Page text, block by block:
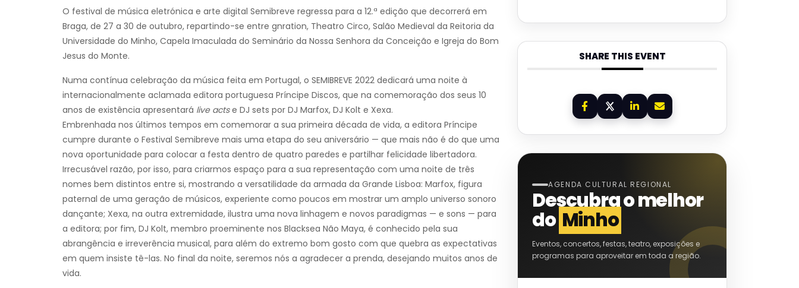
O festival de música eletrónica e arte digital Semibreve regressa para a 12.ª edição que decorrerá em
Braga, de 27 a 30 de outubro, repartindo-se entre gnration, Theatro Circo, Salão Medieval da Reitoria da
Universidade do Minho, Capela Imaculada do Seminário da Nossa Senhora da Conceição e Igreja do Bom
Jesus do Monte.
Numa contínua celebração da música feita em Portugal, o SEMIBREVE 2022 dedicará uma noite à
internacionalmente aclamada editora portuguesa Príncipe Discos, que na comemoração dos seus 10
anos de existência apresentará live actse DJ sets por DJ Marfox, DJ Kolt e Xexa.
Embrenhada nos últimos tempos em comemorar a sua primeira década de vida, a editora Príncipe
cumpre durante o Festival Semibreve mais uma etapa do seu aniversário — que mais não é do que uma
nova oportunidade para colocar a festa dentro de quatro paredes e partilhar felicidade libertadora.
Irrecusável razão, por isso, para criarmos espaço para a sua representação com uma noite de três
nomes bem distintos entre si, mostrando a versatilidade da armada da Grande Lisboa: Marfox, figura
paternal de uma geração de músicos, experiente como poucos em mostrar um amplo universo sonoro
dançante; Xexa, na outra extremidade, ilustra uma nova linhagem e novos paradigmas — e sons — para
a editora; por fim, DJ Kolt, membro proeminente nos Blacksea Não Maya, é conhecido pela sua
abrangência e irreverência musical, para além do extremo bom gosto com que quebra as expectativas
em quem insiste tê-las. No final da noite, seremos nós a agradecer a prenda, desejando muitos anos de
vida.
SHARE THIS EVENT
AGENDA CULTURAL REGIONAL
Descubra o melhor
do Minho
Eventos, concertos, festas, teatro, exposições e
programas para aproveitar em toda a região.